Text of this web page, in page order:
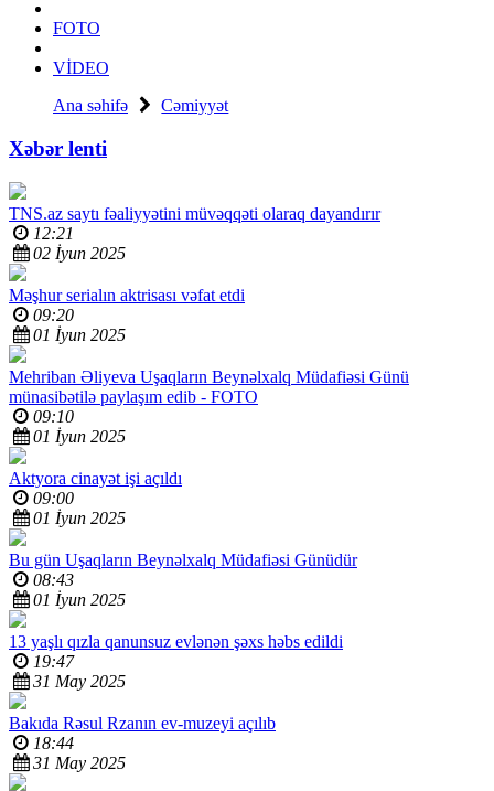
FOTO
VİDEO
Ana səhifə
Cəmiyyət
Xəbər lenti
TNS.az saytı fəaliyyətini müvəqqəti olaraq dayandırır
12:21
02 İyun 2025
Məşhur serialın aktrisası vəfat etdi
09:20
01 İyun 2025
Mehriban Əliyeva Uşaqların Beynəlxalq Müdafiəsi Günü
münasibətilə paylaşım edib - FOTO
09:10
01 İyun 2025
Aktyora cinayət işi açıldı
09:00
01 İyun 2025
Bu gün Uşaqların Beynəlxalq Müdafiəsi Günüdür
08:43
01 İyun 2025
13 yaşlı qızla qanunsuz evlənən şəxs həbs edildi
19:47
31 May 2025
Bakıda Rəsul Rzanın ev-muzeyi açılıb
18:44
31 May 2025